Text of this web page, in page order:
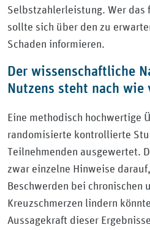
Selbstzahlerleistung. Wer das
sollte sich über den zu
Schaden informieren.
Der wissenschaftliche
Nutzens steht nach wie
Eine methodisch hochwertige
randomisierte kontrollierte
Teilnehmenden ausgewertet.
zwar einzelne Hinweise
Beschwerden bei chronischen
Kreuzschmerzen lindern
Aussagekraft dieser